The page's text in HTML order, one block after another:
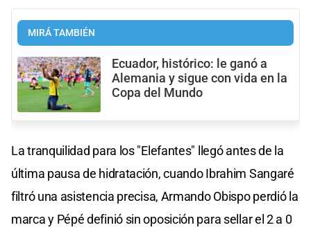
MIRÁ TAMBIÉN
Ecuador, histórico: le ganó a
Alemania y sigue con vida en la
Copa del Mundo
La tranquilidad para los "Elefantes" llegó antes de la
última pausa de hidratación, cuando Ibrahim Sangaré
filtró una asistencia precisa, Armando Obispo perdió la
marca y Pépé definió sin oposición para sellar el 2 a 0